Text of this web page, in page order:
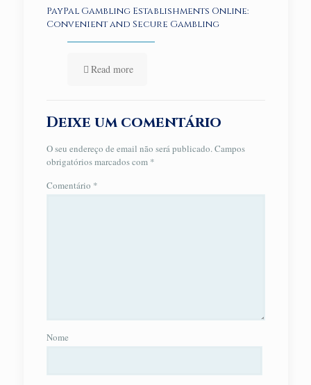
PayPal Gambling Establishments Online:
Convenient and Secure Gambling
Read more
Deixe um comentário
O seu endereço de email não será publicado.Campos
obrigatórios marcados com *
Comentário *
Nome